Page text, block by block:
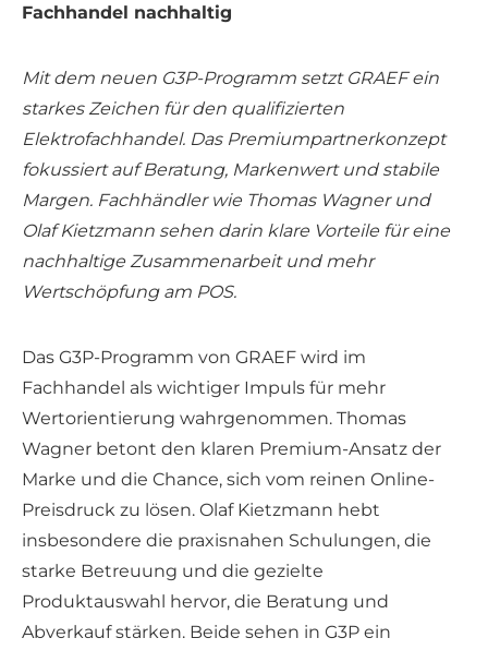
Fachhandel nachhaltig
Mit dem neuen G3P-Programm setzt GRAEF ein
starkes Zeichen für den qualifizierten
Elektrofachhandel. Das Premiumpartnerkonzept
fokussiert auf Beratung, Markenwert und stabile
Margen. Fachhändler wie Thomas Wagner und
Olaf Kietzmann sehen darin klare Vorteile für eine
nachhaltige Zusammenarbeit und mehr
Wertschöpfung am POS.
Das G3P-Programm von GRAEF wird im
Fachhandel als wichtiger Impuls für mehr
Wertorientierung wahrgenommen. Thomas
Wagner betont den klaren Premium-Ansatz der
Marke und die Chance, sich vom reinen Online-
Preisdruck zu lösen. Olaf Kietzmann hebt
insbesondere die praxisnahen Schulungen, die
starke Betreuung und die gezielte
Produktauswahl hervor, die Beratung und
Abverkauf stärken. Beide sehen in G3P ein